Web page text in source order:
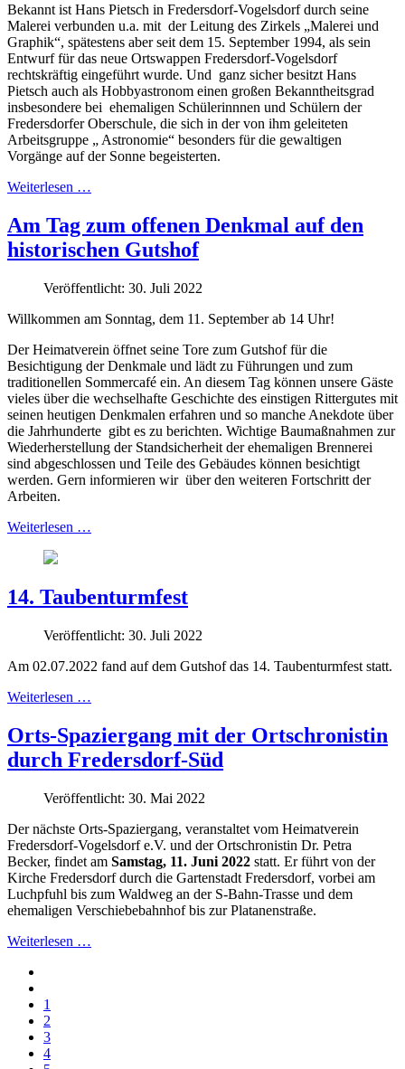
Bekannt ist Hans Pietsch in Fredersdorf-Vogelsdorf durch seine
Malerei verbunden u.a. mit der Leitung des Zirkels „Malerei und
Graphik“, spätestens aber seit dem 15. September 1994, als sein
Entwurf für das neue Ortswappen Fredersdorf-Vogelsdorf
rechtskräftig eingeführt wurde. Und ganz sicher besitzt Hans
Pietsch auch als Hobbyastronom einen großen Bekanntheitsgrad
insbesondere bei ehemaligen Schülerinnnen und Schülern der
Fredersdorfer Oberschule, die sich in der von ihm geleiteten
Arbeitsgruppe „ Astronomie“ besonders für die gewaltigen
Vorgänge auf der Sonne begeisterten.
Weiterlesen …
Am Tag zum offenen Denkmal auf den
historischen Gutshof
Veröffentlicht: 30. Juli 2022
Willkommen am Sonntag, dem 11. September ab 14 Uhr!
Der Heimatverein öffnet seine Tore zum Gutshof für die
Besichtigung der Denkmale und lädt zu Führungen und zum
traditionellen Sommercafé ein. An diesem Tag können unsere Gäste
vieles über die wechselhafte Geschichte des einstigen Rittergutes mit
seinen heutigen Denkmalen erfahren und so manche Anekdote über
die Jahrhunderte gibt es zu berichten. Wichtige Baumaßnahmen zur
Wiederherstellung der Standsicherheit der ehemaligen Brennerei
sind abgeschlossen und Teile des Gebäudes können besichtigt
werden. Gern informieren wir über den weiteren Fortschritt der
Arbeiten.
Weiterlesen …
14. Taubenturmfest
Veröffentlicht: 30. Juli 2022
Am 02.07.2022 fand auf dem Gutshof das 14. Taubenturmfest statt.
Weiterlesen …
Orts-Spaziergang mit der Ortschronistin
durch Fredersdorf-Süd
Veröffentlicht: 30. Mai 2022
Der nächste Orts-Spaziergang, veranstaltet vom Heimatverein
Fredersdorf-Vogelsdorf e.V. und der Ortschronistin Dr. Petra
Becker, findet am Samstag, 11. Juni 2022 statt. Er führt von der
Kirche Fredersdorf durch die Gartenstadt Fredersdorf, vorbei am
Luchpfuhl bis zum Waldweg an der S-Bahn-Trasse und dem
ehemaligen Verschiebebahnhof bis zur Platanenstraße.
Weiterlesen …
1
2
3
4